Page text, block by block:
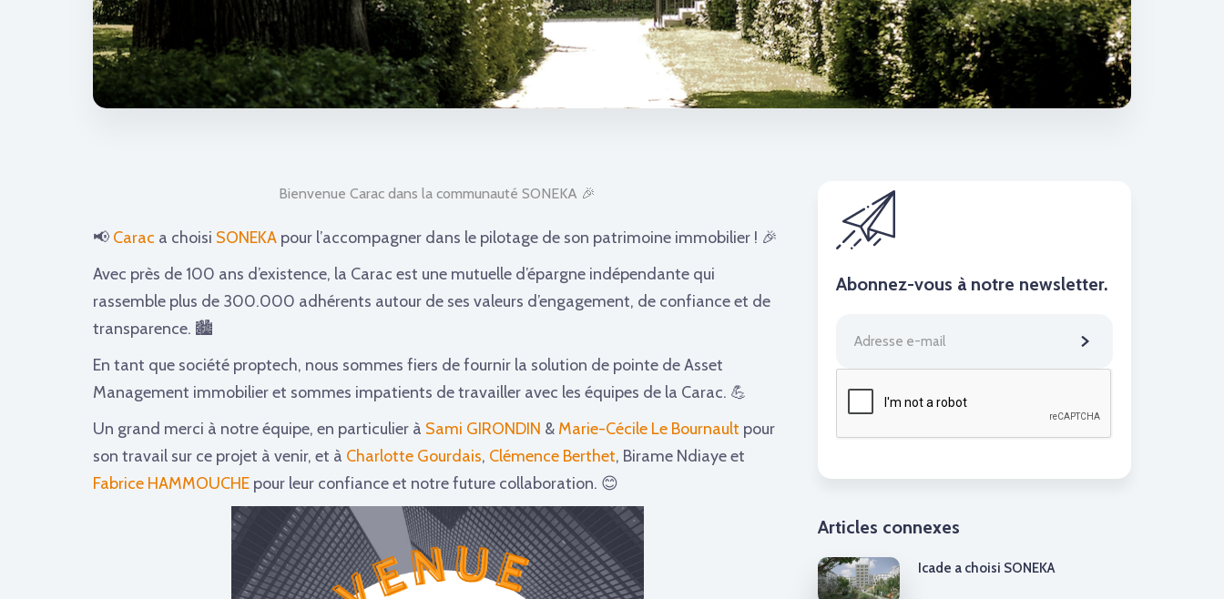
Bienvenue Carac dans la communauté SONEKA 🎉
📢 Carac a choisi SONEKA pour l’accompagner dans le pilotage de son patrimoine immobilier ! 🎉
Avec près de 100 ans d’existence, la Carac est une mutuelle d’épargne indépendante qui
rassemble plus de 300.000 adhérents autour de ses valeurs d’engagement, de confiance et de
transparence. 🏙
En tant que société proptech, nous sommes fiers de fournir la solution de pointe de Asset
Management immobilier et sommes impatients de travailler avec les équipes de la Carac. 💪
Un grand merci à notre équipe, en particulier à Sami GIRONDIN & Marie-Cécile Le Bournault pour
son travail sur ce projet à venir, et à Charlotte Gourdais, Clémence Berthet, Birame Ndiaye et
Fabrice HAMMOUCHE pour leur confiance et notre future collaboration. 😊
Abonnez-vous à notre newsletter.
Articles connexes
Icade a choisi SONEKA